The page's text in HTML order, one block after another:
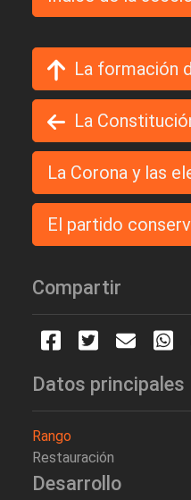
La formación
La
La Corona y las
El partido
Compartir
Datos principales
Rango
Restauración
Desarrollo